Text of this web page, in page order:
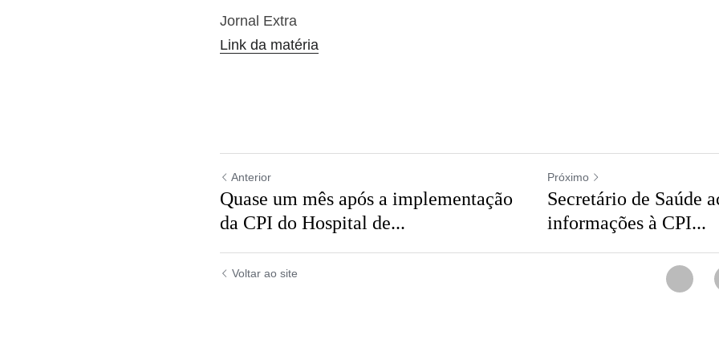
Jornal Extra
Link da matéria
Anterior
Quase um mês após a
implementação da CPI do
Hospital de...
Próximo
Secretário de
poucas